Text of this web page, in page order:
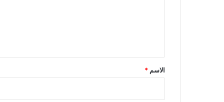
*
الاسم *